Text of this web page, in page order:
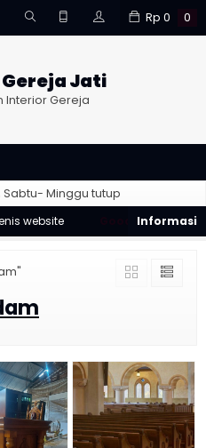
Rp 0 0
Jati
Interior Gereja
Sabtu- Minggu tutup
website
Good Desain ❯